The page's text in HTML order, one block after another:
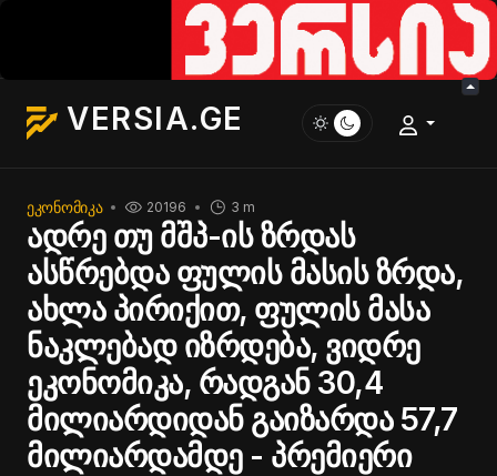
VERSIA.GE
ᲔᲙᲝᲜᲝᲛᲘᲙᲐ 3 m
20196
ადრე თუ მშპ-ის ზრდას
ასწრებდა ფულის მასის ზრდა,
ახლა პირიქით, ფულის მასა
ნაკლებად იზრდება, ვიდრე
ეკონომიკა, რადგან 30,4
მილიარდიდან გაიზარდა 57,7
მილიარდამდე - პრემიერი